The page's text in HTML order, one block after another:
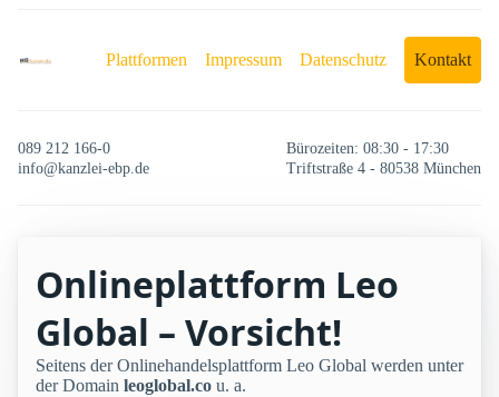
Plattformen Impressum Datenschutz Kontakt
089 212 166-0
info@kanzlei-ebp.de
Bürozeiten: 08:30 - 17:30
Triftstraße 4 - 80538 München
Onlineplattform Leo
Global – Vorsicht!
Seitens der Onlinehandelsplattform Leo Global werden unter
der Domain leoglobal.co u. a.